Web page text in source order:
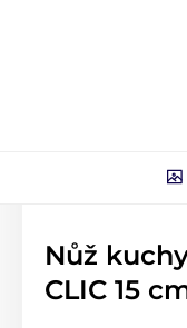
Nůž
CLIC 15